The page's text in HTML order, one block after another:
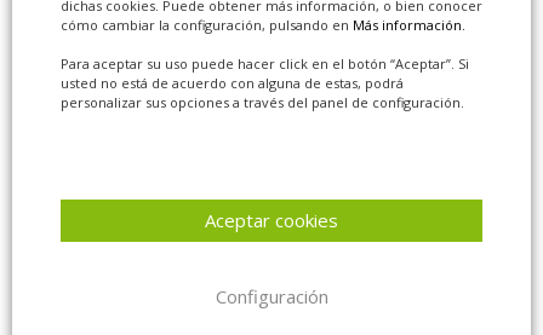
Consejos para viajar en coche con tu mascota estas
dichas cookies. Puede obtener más información, o bien conocer
cómo cambiar la configuración, pulsando en Más información.
Para aceptar su uso puede hacer click en el botón “Aceptar”. Si
usted no está de acuerdo con alguna de estas, podrá
personalizar sus opciones a través del panel de configuración.
Configuración
Aceptar cookies